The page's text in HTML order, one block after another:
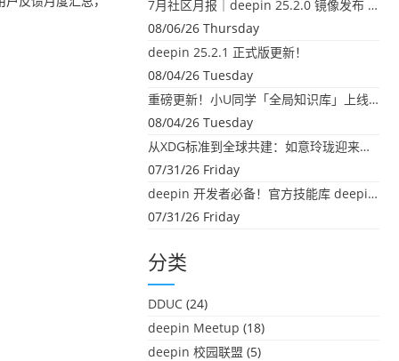
7月社区月报｜deepin 25.2.0 镜像发布 & 小U同学定时任务上线
08/06/26 Thursday
deepin 25.2.1 正式版更新！
08/04/26 Tuesday
重磅更新！小U同学「全局知识库」上线：你的本地文件，终于"活"起来了
08/04/26 Tuesday
从XDG标准到全球共建：如意玲珑迎来首个海外开源贡献
07/31/26 Friday
deepin 开发者必备！官方技能库 deepin-skills 正式开源
07/31/26 Friday
分类
DDUC (24)
deepin Meetup (18)
deepin 校园联盟 (5)